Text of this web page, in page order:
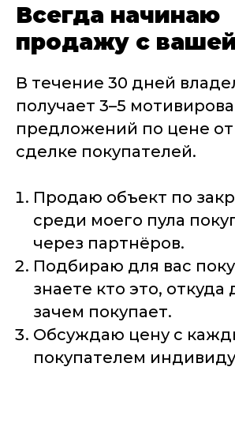
Всегда начинаю
продажу с
В течение 30 дней
получает 3–5
предложений по цене от
сделке покупателей.
Продаю объект по
среди моего пула
через партнёров.
Подбираю для вас
знаете кто это, откуда
зачем покупает.
Обсуждаю цену с
покупателем